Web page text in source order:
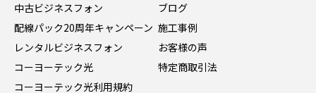
中古ビジネスフォン
配線パック20周年キャンペーン
レンタルビジネスフォン
コーヨーテック光
コーヨーテック光利用規約
ブログ
施工事例
お客様の声
特定商取引法